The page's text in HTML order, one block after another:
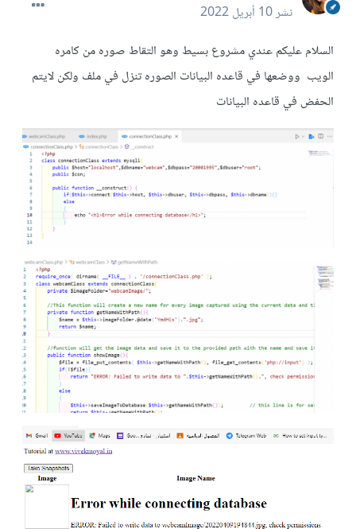
نشر10 أبريل 2022
السلام عليكم عندي مشروع بسيط وهو التقاط صوره من كامره
الويب ووضعها في قاعده البيانات الصوره تنزل في ملف ولكن لايتم
الحفض في قاعده البيانات